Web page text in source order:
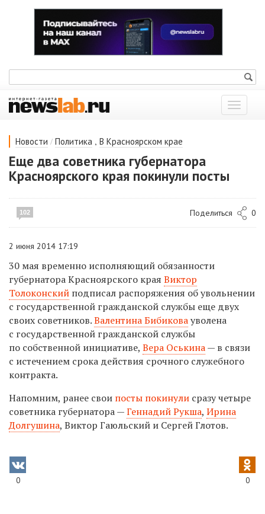
Показать
меню
Новости / Политика , В Красноярском крае
Еще два советника губернатора
Красноярского края покинули посты
102 Поделиться 0
2 июня 2014 17:19
30 мая временно исполняющий обязанности
губернатора Красноярского края Виктор
Толоконский подписал распоряжения об увольнении
с государственной гражданской службы еще двух
своих советников.Валентина Бибиковауволена
с государственной гражданской службы
по собственной инициативе, Вера Оськина— в связи
с истечением срока действия срочного служебного
контракта.
Напомним, ранее свои посты покинули сразу четыре
советника губернатора —Геннадий Рукша, Ирина
Долгушина, Виктор Гаюльский и Сергей Глотов.
0 0